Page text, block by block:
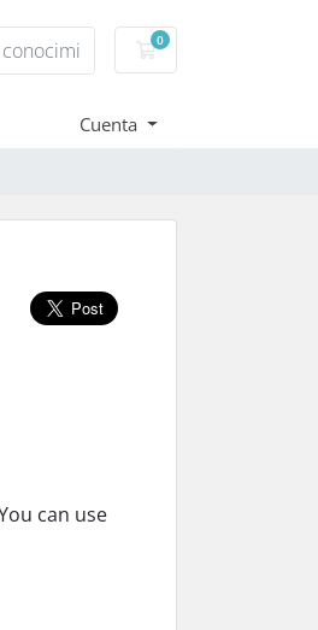
0
Carro de Pedidos
Cuenta
can use